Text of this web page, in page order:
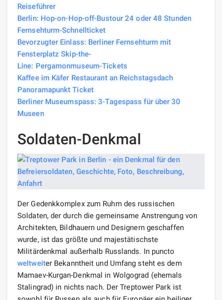
Reiseführer
Berlin: Hop-on-Hop-off-Bustour 24 oder 48 Stunden
Fernsehturm-Schnellticket
Bevorzugter Einlass: Berliner Fernsehturm mit
Fensterplatz Skip-the-
Line: Pergamonmuseum-Tickets
Kaffee im Käfer Restaurant an Reichstagsdach
Panoramapunkt Ticket
Berliner Museumspass: 3-Tagespass für über 30
Museen
Soldaten-Denkmal
Der Gedenkkomplex zum Ruhm des russischen
Soldaten, der durch die gemeinsame Anstrengung von
Architekten, Bildhauern und Designern geschaffen
wurde, ist das größte und majestätischste
Militärdenkmal außerhalb Russlands. In puncto
weltweiter Bekanntheit und Umfang steht es dem
Mamaev-Kurgan-Denkmal in Wolgograd (ehemals
Stalingrad) in nichts nach. Der Treptower Park ist